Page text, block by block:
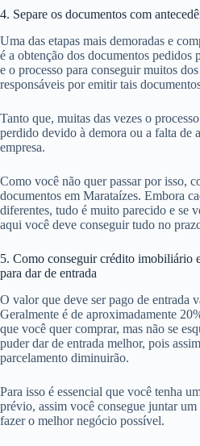
4. Separe os documentos com
Uma das etapas mais demoradas e
é a obtenção dos documentos pedidos
e o processo para conseguir muitos
responsáveis por emitir tais
Tanto que, muitas das vezes o
perdido devido à demora ou a falta de
empresa.
Como você não quer passar por isso,
documentos em Marataízes. Embora
diferentes, tudo é muito parecido e se
aqui você deve conseguir tudo no
5. Como conseguir crédito imobiliário
para dar de entrada
O valor que deve ser pago de entrada
Geralmente é de aproximadamente
que você quer comprar, mas não se
puder dar de entrada melhor, pois
parcelamento diminuirão.
Para isso é essencial que você tenha
prévio, assim você consegue juntar
fazer o melhor negócio possível.